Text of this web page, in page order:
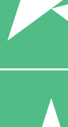
10 00
10 Downloads
20 00